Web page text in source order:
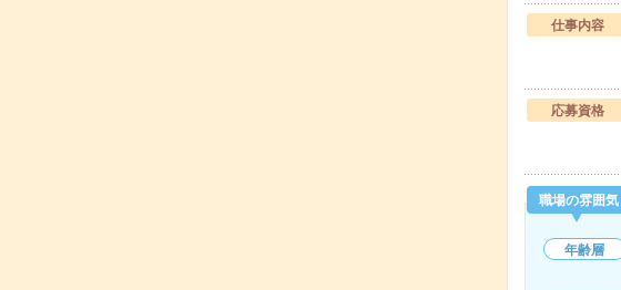
仕事内容
応募資格
職場の雰囲気
年齢層